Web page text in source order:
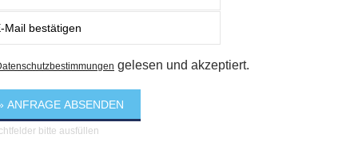
gelesen und akzeptiert.
bitte ausfüllen